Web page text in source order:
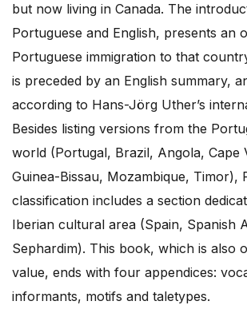
but now living in Canada. The
Portuguese and English, presents an
Portuguese immigration to that
is preceded by an English summary,
according to Hans-Jörg Uther’s
Besides listing versions from the
world (Portugal, Brazil, Angola, Cape
Guinea-Bissau, Mozambique, Timor),
classification includes a section
Iberian cultural area (Spain, Spanish
Sephardim). This book, which is also
value, ends with four appendices:
informants, motifs and taletypes.